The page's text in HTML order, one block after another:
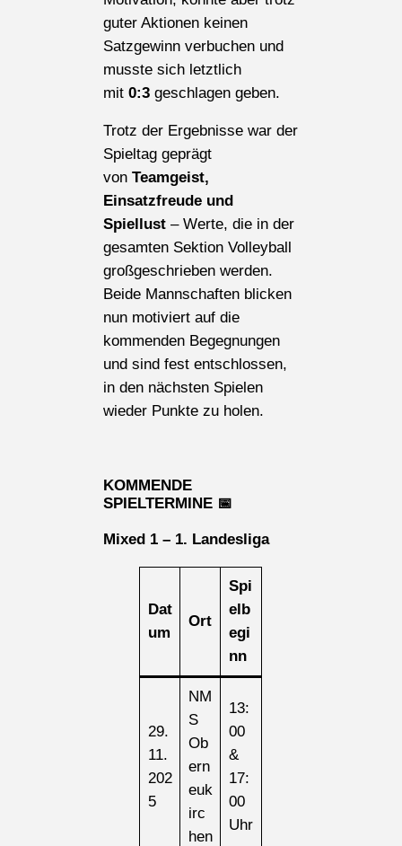
guter Aktionen keinen
Satzgewinn verbuchen und
musste sich letztlich
mit0:3 geschlagen geben.
Trotz der Ergebnisse war der
Spieltag geprägt
vonTeamgeist,
Einsatzfreude und
Spiellust – Werte, die in der
gesamten Sektion Volleyball
großgeschrieben werden.
Beide Mannschaften blicken
nun motiviert auf die
kommenden Begegnungen
und sind fest entschlossen,
in den nächsten Spielen
wieder Punkte zu holen.
KOMMENDE
SPIELTERMINE 📅
Mixed 1 – 1. Landesliga
Dat
um
Ort
Spi
elb
egi
nn
29.
11.
202
5
NM
S
Ob
ern
euk
irc
hen
13:
00
&
17:
00
Uhr